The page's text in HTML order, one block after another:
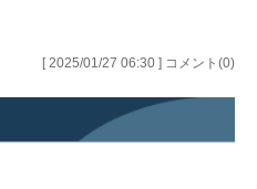
[ 2025/01/27 06:30 ] コメント(0)